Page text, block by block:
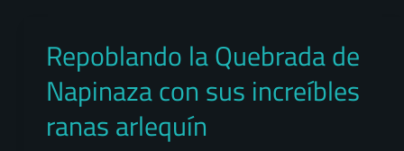
Repoblando la Quebrada de
Napinaza con sus increíbles
ranas arlequín
Repoblando
la
Quebrada
de
Napinaza